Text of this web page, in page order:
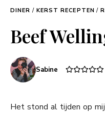
DINER / KERST RECEPTEN /
Beef
Sabine
Het stond al tijden op